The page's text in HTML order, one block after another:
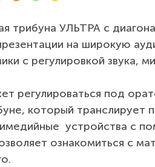
трибуна УЛЬТРА с
на широкую
с регулировкой звука,
регулироваться под
который транслирует
устройства с
ознакомиться с